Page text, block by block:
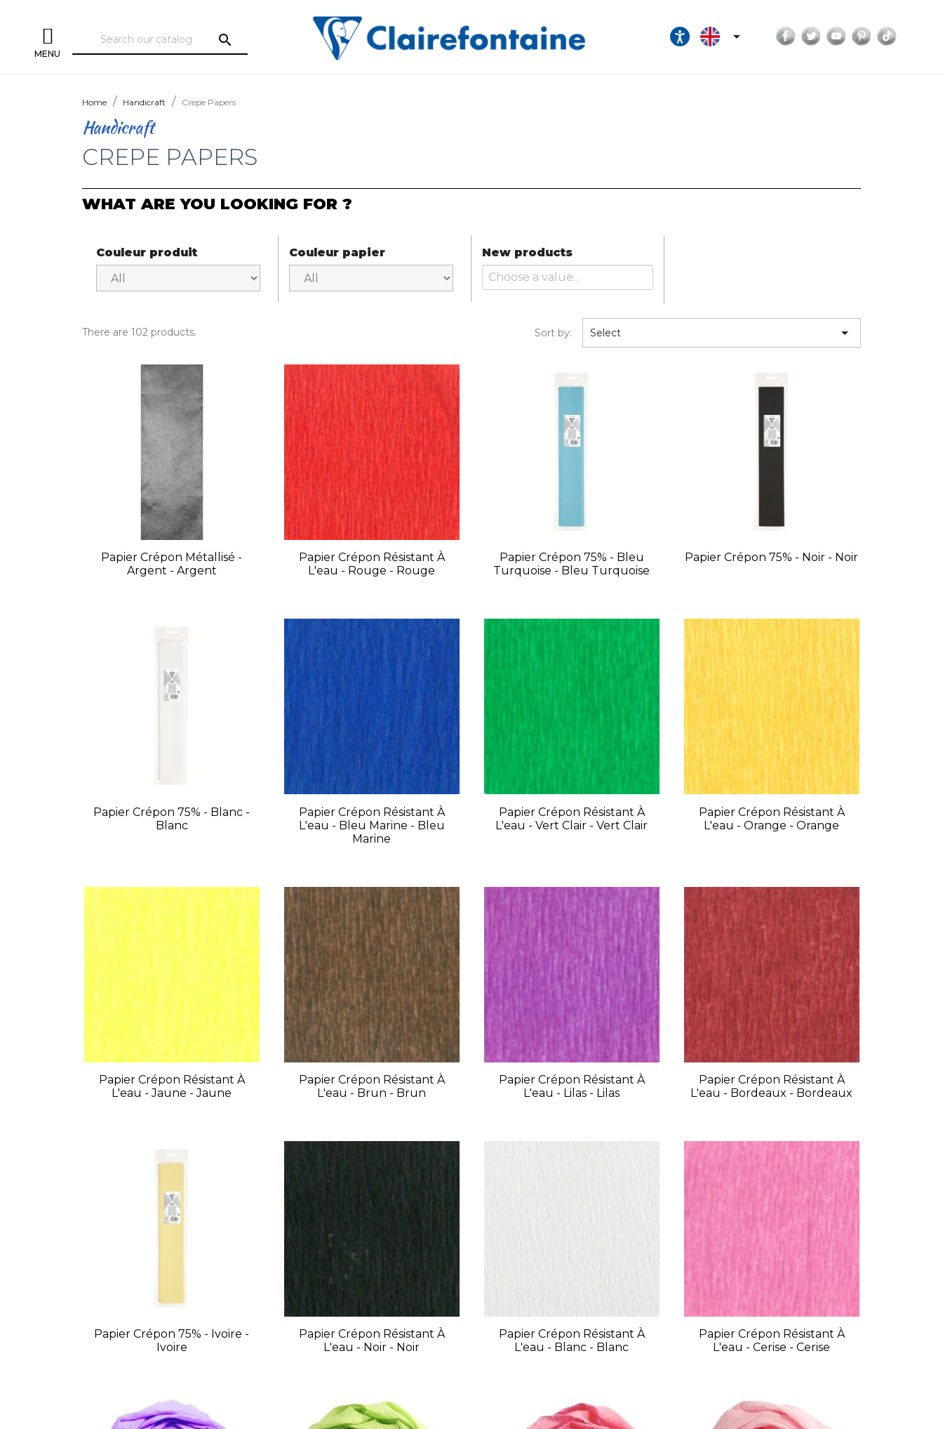
MENU
search  Facebook
TwitterYouTubePinterest
Home Handicraft Crepe Papers
Handicraft
CREPE PAPERS
WHAT ARE YOU LOOKING FOR ?
Couleur produit Couleur papier New products
There are 102 products. Sort by: Select 
Papier Crépon Métallisé -
Argent - Argent
Papier Crépon Résistant À
L'eau - Rouge - Rouge
Papier Crépon 75% - Bleu
Turquoise - Bleu Turquoise
Papier Crépon 75% - Noir - Noir
Papier Crépon 75% - Blanc -
Blanc
Papier Crépon Résistant À
L'eau - Bleu Marine - Bleu
Marine
Papier Crépon Résistant À
L'eau - Vert Clair - Vert Clair
Papier Crépon Résistant À
L'eau - Orange - Orange
Papier Crépon Résistant À
L'eau - Jaune - Jaune
Papier Crépon Résistant À
L'eau - Brun - Brun
Papier Crépon Résistant À
L'eau - Lilas - Lilas
Papier Crépon Résistant À
L'eau - Bordeaux - Bordeaux
Papier Crépon 75% - Ivoire -
Ivoire
Papier Crépon Résistant À
L'eau - Noir - Noir
Papier Crépon Résistant À
L'eau - Blanc - Blanc
Papier Crépon Résistant À
L'eau - Cerise - Cerise